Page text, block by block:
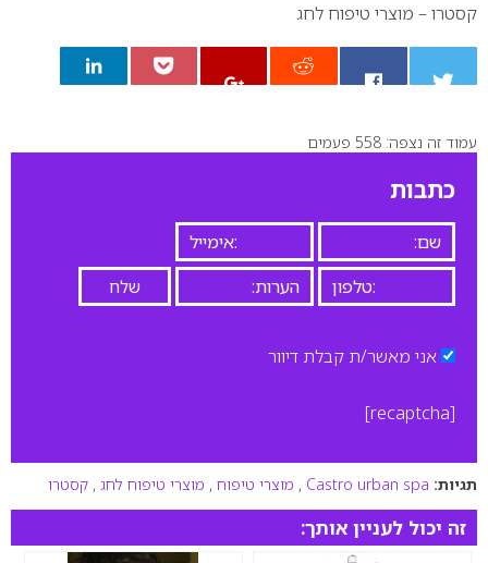
קסטרו – מוצרי טיפוח לחג
0
עמוד זה נצפה: 558 פעמים
כתבות
אני מאשר/ת קבלת דיוור
[recaptcha]
תגיות: Castro urban spa
, מוצרי טיפוח , מוצרי טיפוח לחג , קסטרו
זה יכול לעניין אותך: